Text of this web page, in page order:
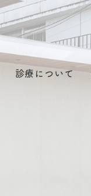
診療について